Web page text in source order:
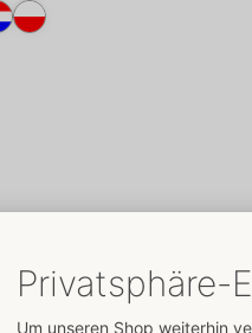
lebhafter Ausbrenner-Optik –
Wechselspiel. Mit
weich anschmiegsam für